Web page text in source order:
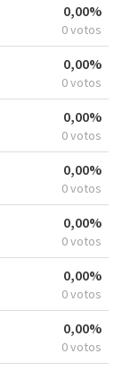
0,00%
0 votos
0,00%
0 votos
0,00%
0 votos
0,00%
0 votos
0,00%
0 votos
0,00%
0 votos
0,00%
0 votos